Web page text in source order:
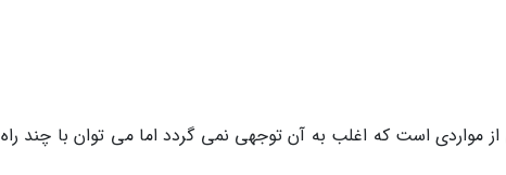
مواردی است که اغلب به آن توجهی نمی گردد اما می توان با چند راه